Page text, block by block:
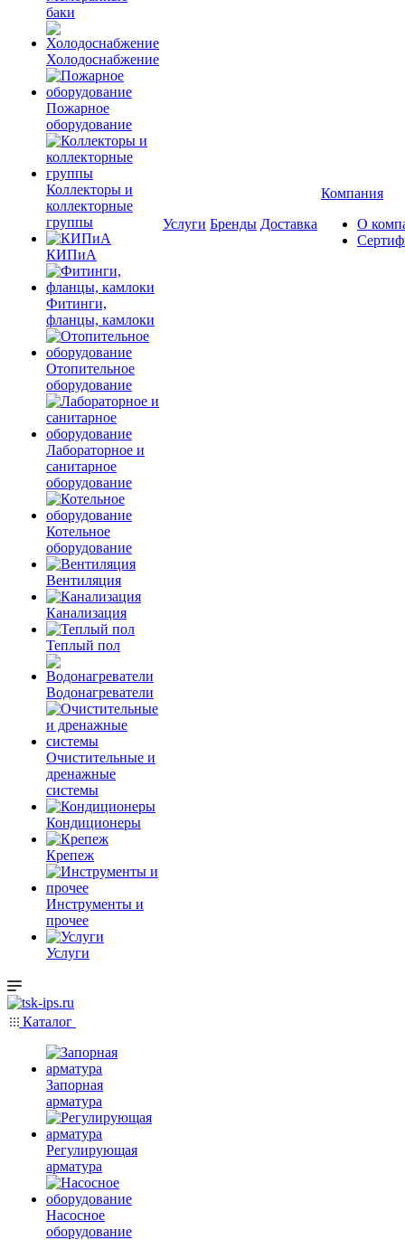
баки
Холодоснабжение
Пожарное
оборудование
Коллекторы и
коллекторные
группы
КИПиА
Фитинги,
фланцы, камлоки
Отопительное
оборудование
Лабораторное и
санитарное
оборудование
Котельное
оборудование
Вентиляция
Канализация
Теплый пол
Водонагреватели
Очистительные и
дренажные
системы
Кондиционеры
Крепеж
Инструменты и
прочее
Услуги
Услуги Бренды Доставка
Компания
О
Каталог
Запорная
арматура
Регулирующая
арматура
Насосное
оборудование